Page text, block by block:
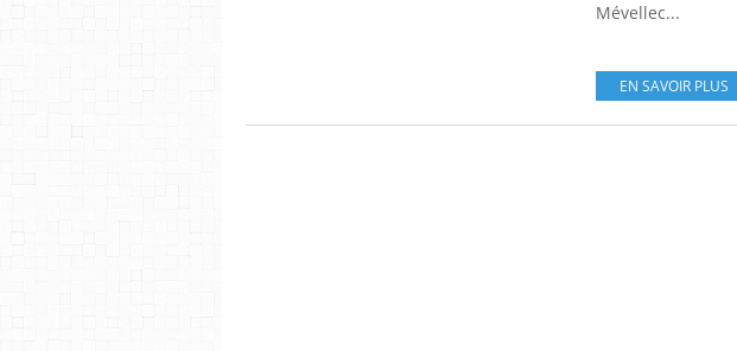
Mévellec...
EN SAVOIR PLUS